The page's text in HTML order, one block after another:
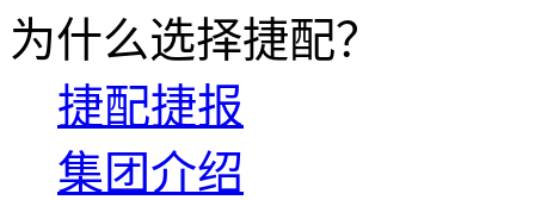
为什么选择捷配？
捷配捷报
集团介绍